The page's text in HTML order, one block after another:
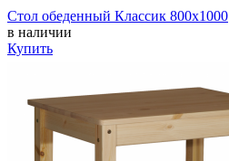
Стол обеденный Классик 800х1000
в наличии
Купить